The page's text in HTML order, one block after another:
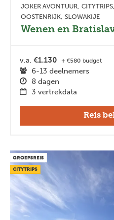
JOKER AVONTUUR CITYTRIPS
OOSTENRIJK SLOWAKIJE
Wenen en
v.a. €1.130 + €580 budget
6-13 deelnemers
8 dagen
3 vertrekdata
Reis
GROEPSREIS
CITYTRIPS